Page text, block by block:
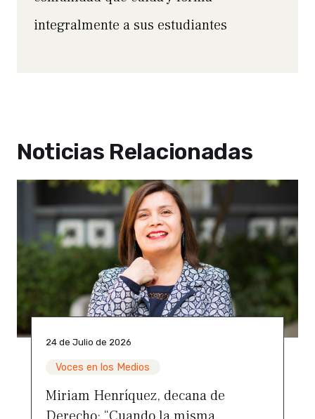
integralmente a sus estudiantes
Noticias Relacionadas
24 de Julio de 2026
Voces en los Medios
Miriam Henríquez, decana de